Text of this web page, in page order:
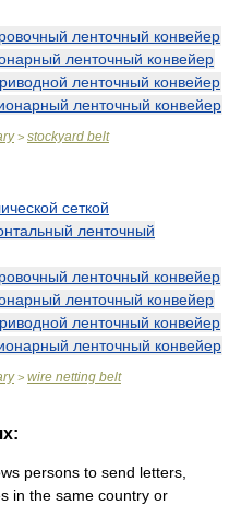
ленточный конвейер
ленточный конвейер
ленточный конвейер
ленточный конвейер
> stockyard belt
сеткой
ленточный
ленточный конвейер
ленточный конвейер
ленточный конвейер
ленточный конвейер
> wire netting belt
persons to send letters,
in the same country or